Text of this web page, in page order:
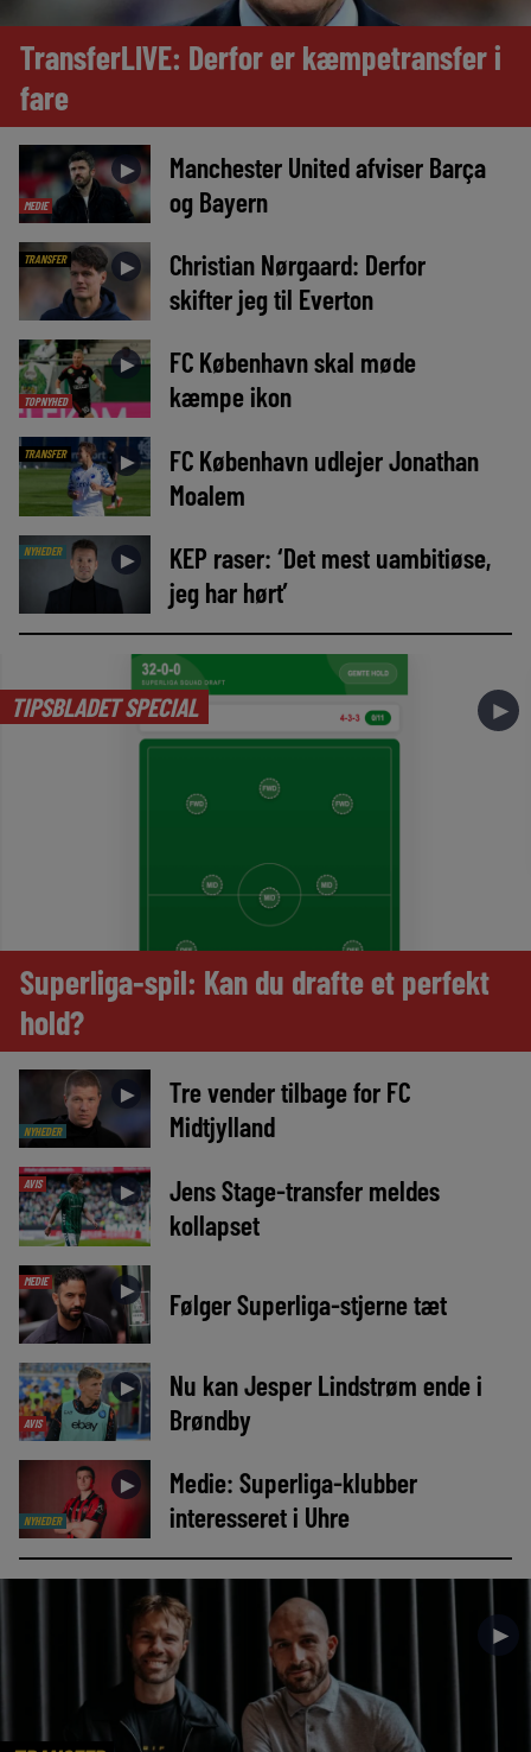
TransferLIVE: Derfor er kæmpetransfer i
fare
MEDIE
►
Manchester United afviser Barça
og Bayern
TRANSFER ►
Christian Nørgaard: Derfor
skifter jeg til Everton
TOPNYHED
►
FC København skal møde
kæmpe ikon
TRANSFER ►
FC København udlejer Jonathan
Moalem
NYHEDER ►
KEP raser: ‘Det mest uambitiøse,
jeg har hørt’
TIPSBLADET SPECIAL ►
Superliga-spil: Kan du drafte et perfekt
hold?
NYHEDER
►
Tre vender tilbage for FC
Midtjylland
AVIS ►
Jens Stage-transfer meldes
kollapset
MEDIE ► Følger Superliga-stjerne tæt
AVIS
►
Nu kan Jesper Lindstrøm ende i
Brøndby
NYHEDER
►
Medie: Superliga-klubber
interesseret i Uhre
►